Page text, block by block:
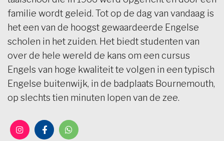
familie wordt geleid. Tot op de dag van vandaag is
het een van de hoogst gewaardeerde Engelse
scholen in het zuiden. Het biedt studenten van
over de hele wereld de kans om een cursus
Engels van hoge kwaliteit te volgen in een typisch
Engelse buitenwijk, in de badplaats Bournemouth,
op slechts tien minuten lopen van de zee.